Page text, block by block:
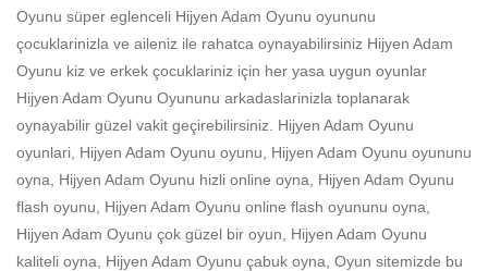
Basketbol
Motor
Beceri
Komik
Macera
Mario
Oyun
Eğitim Haberleri
Oyunu süper eglenceli Hijyen Adam Oyunu oyununu
çocuklarinizla ve aileniz ile rahatca oynayabilirsiniz Hijyen Adam
Oyunu kiz ve erkek çocuklariniz için her yasa uygun oyunlar
Hijyen Adam Oyunu Oyununu arkadaslarinizla toplanarak
oynayabilir güzel vakit geçirebilirsiniz. Hijyen Adam Oyunu
oyunlari, Hijyen Adam Oyunu oyunu, Hijyen Adam Oyunu oyununu
oyna, Hijyen Adam Oyunu hizli online oyna, Hijyen Adam Oyunu
flash oyunu, Hijyen Adam Oyunu online flash oyununu oyna,
Hijyen Adam Oyunu çok güzel bir oyun, Hijyen Adam Oyunu
kaliteli oyna, Hijyen Adam Oyunu çabuk oyna, Oyun sitemizde bu